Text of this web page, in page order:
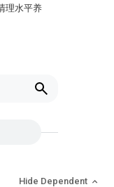
理水平养
Hide Dependent